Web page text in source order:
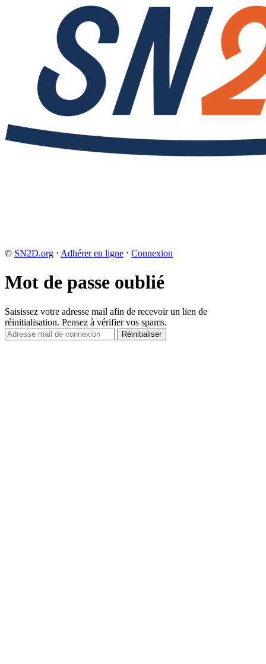
© SN2D.org ⋅ Adhérer en ligne ⋅ Connexion
Mot de passe oublié
Saisissez votre adresse mail afin de recevoir un lien de
réinitialisation. Pensez à vérifier vos spams.
Réinitialiser